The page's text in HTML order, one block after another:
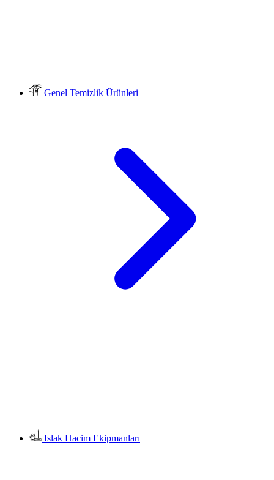
Genel Temizlik Ürünleri
Islak Hacim Ekipmanları